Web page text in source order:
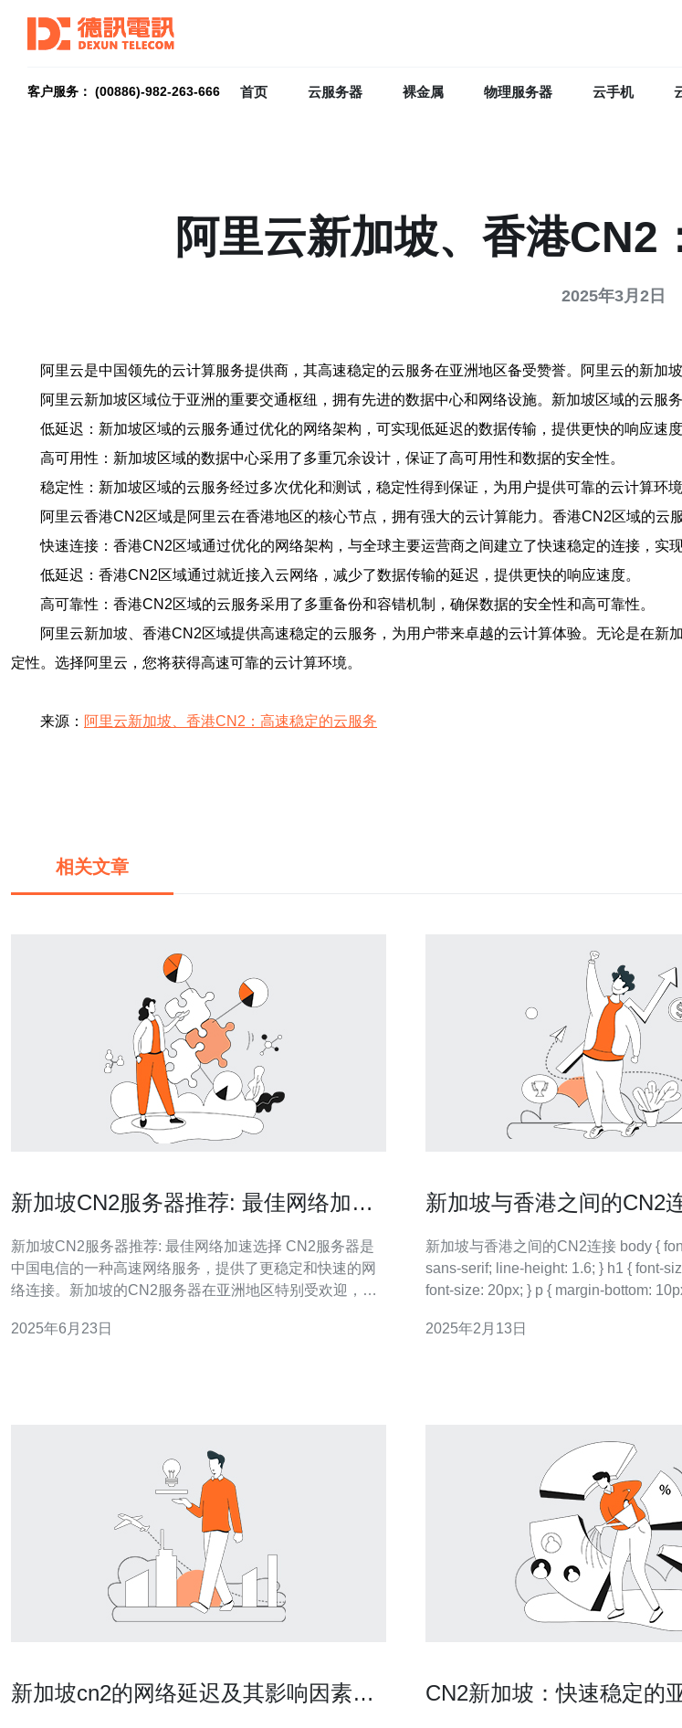
客户服务： (00886)-982-263-666 首页 云服务器 裸金属 物理服务器 云手机
阿里云新加坡、香港CN2
2025年3月2日
阿里云是中国领先的云计算服务提供商，其高速稳定的云服务在亚洲地区备受赞誉。阿里云的新加
阿里云新加坡区域位于亚洲的重要交通枢纽，拥有先进的数据中心和网络设施。新加坡区域的云服
低延迟：新加坡区域的云服务通过优化的网络架构，可实现低延迟的数据传输，提供更快的响应速度
高可用性：新加坡区域的数据中心采用了多重冗余设计，保证了高可用性和数据的安全性。
稳定性：新加坡区域的云服务经过多次优化和测试，稳定性得到保证，为用户提供可靠的云计算环境
阿里云香港CN2区域是阿里云在香港地区的核心节点，拥有强大的云计算能力。香港CN2区域的云
快速连接：香港CN2区域通过优化的网络架构，与全球主要运营商之间建立了快速稳定的连接，实
低延迟：香港CN2区域通过就近接入云网络，减少了数据传输的延迟，提供更快的响应速度。
高可靠性：香港CN2区域的云服务采用了多重备份和容错机制，确保数据的安全性和高可靠性。
阿里云新加坡、香港CN2区域提供高速稳定的云服务，为用户带来卓越的云计算体验。无论是在
定性。选择阿里云，您将获得高速可靠的云计算环境。
来源： 阿里云新加坡、香港CN2：高速稳定的云服务
相关文章
新加坡CN2服务器推荐: 最佳网络加速
新加坡CN2服务器推荐: 最佳网络加速选择 CN2服务器是
中国电信的一种高速网络服务，提供了更稳定和快速的网
络连接。新加坡的CN2服务器在亚洲地区特别受欢迎，因
枢纽，拥有优越的地理位置和完善的基础设施，使得连接
2025年6月23日
新加坡与香港之间的CN2
新加坡与香港之间的CN2连接 body { font-family: Arial,
sans-serif; line-height: 1.6; } h1 { font-size: 24px; } h2 {
2025年2月13日
新加坡cn2的网络延迟及其影响因素详
CN2新加坡：快速稳定的